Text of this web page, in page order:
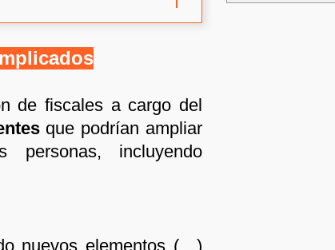
de fiscales a cargo del
que podrían ampliar
personas, incluyendo
nuevos elementos (…)